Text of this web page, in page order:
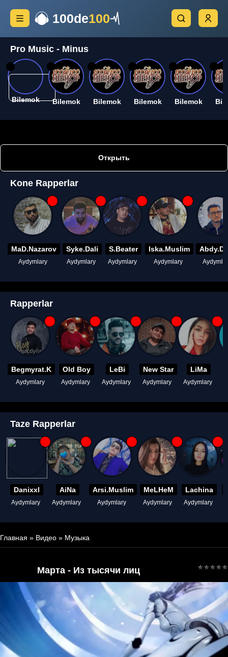
100de100
Pro Music - Minus
Bilemok Bilemok Bilemok Bilemok Bilemok
Открыть
Kone Rapperlar
MaD.Nazarov
Aydymlary
Syke.Dali
Aydymlary
S.Beater
Aydymlary
Iska.Muslim
Aydymlary
Rapperlar
Begmyrat.K
Aydymlary
Old Boy
Aydymlary
LeBi
Aydymlary
New Star
Aydymlary
LiMa
Aydymlary
Taze Rapperlar
Danixxl
Aydymlary
AiNa
Aydymlary
Arsi.Muslim
Aydymlary
MeLHeM
Aydymlary
Lachina
Aydymlary
Главная » Видео » Музыка
Марта - Из тысячи лиц